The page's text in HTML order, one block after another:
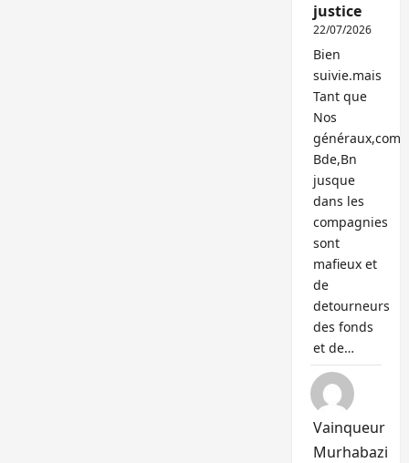
justice
22/07/2026
Bien
suivie.mais
Tant que
Nos
généraux,com
Bde,Bn
jusque
dans les
compagnies
sont
mafieux et
de
detourneurs
des fonds
et de…
Vainqueur
Murhabazi